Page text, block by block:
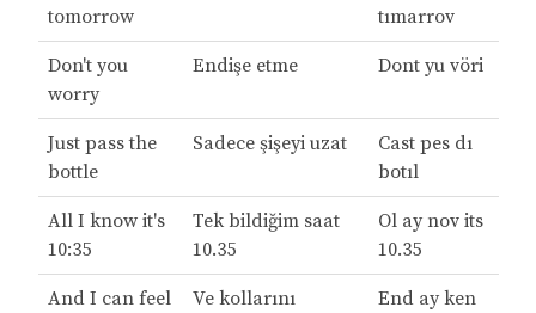
tomorrow
tımarrov
Don't you
worry
Endişe etme Dont yu vöri
Just pass the
bottle
Sadece şişeyi uzat
Cast pes dı
botıl
All I know it's
10:35
Tek bildiğim saat
10.35
Ol ay nov its
10.35
And I can feel
Ve kollarını
End ay ken